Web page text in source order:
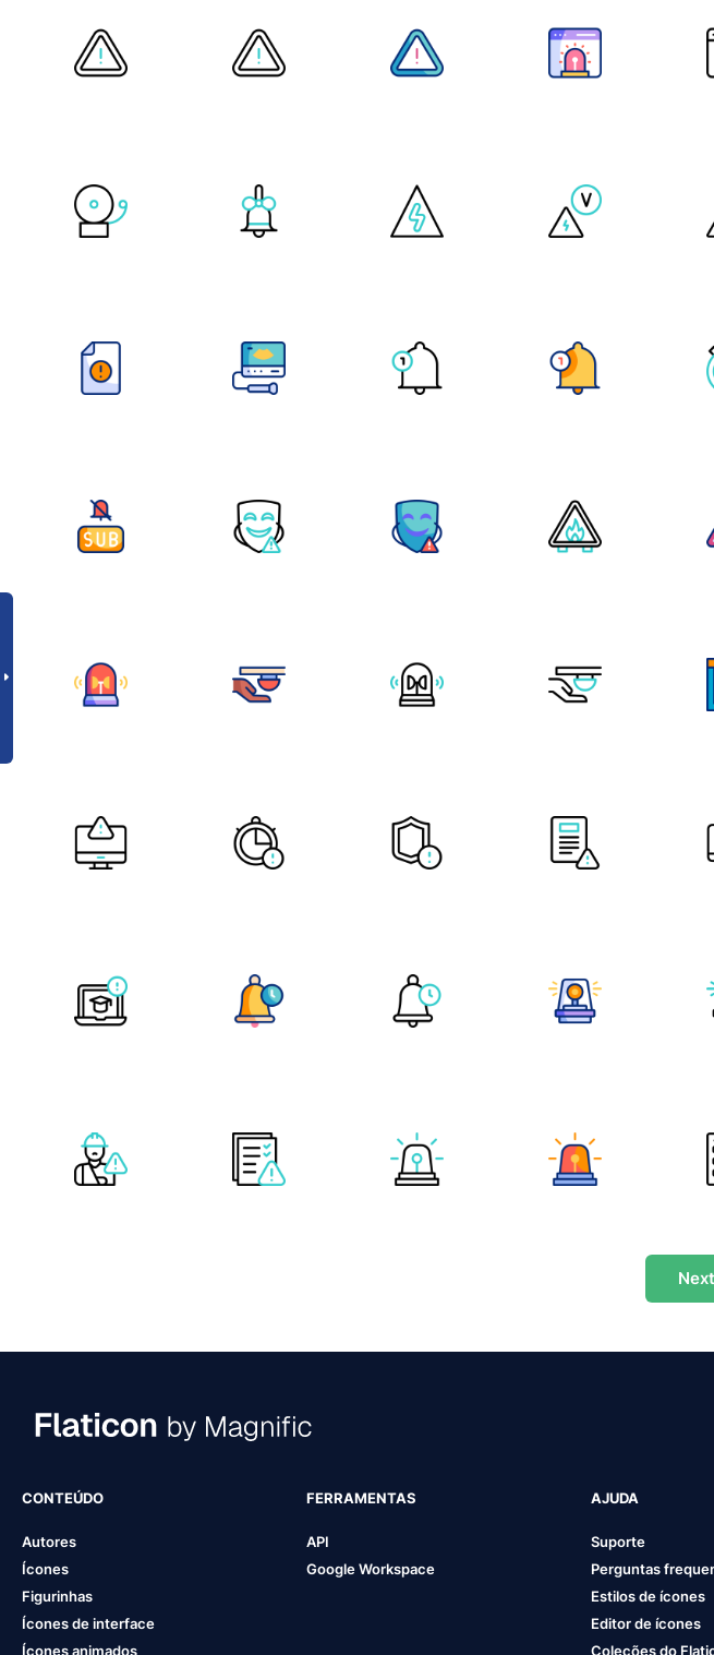
Next
CONTEÚDO
Autores
Ícones
Figurinhas
Ícones de interface
Ícones animados
FERRAMENTAS
API
Google Workspace
AJUDA
Suporte
Perguntas
Estilos de ícones
Editor de ícones
Coleções do